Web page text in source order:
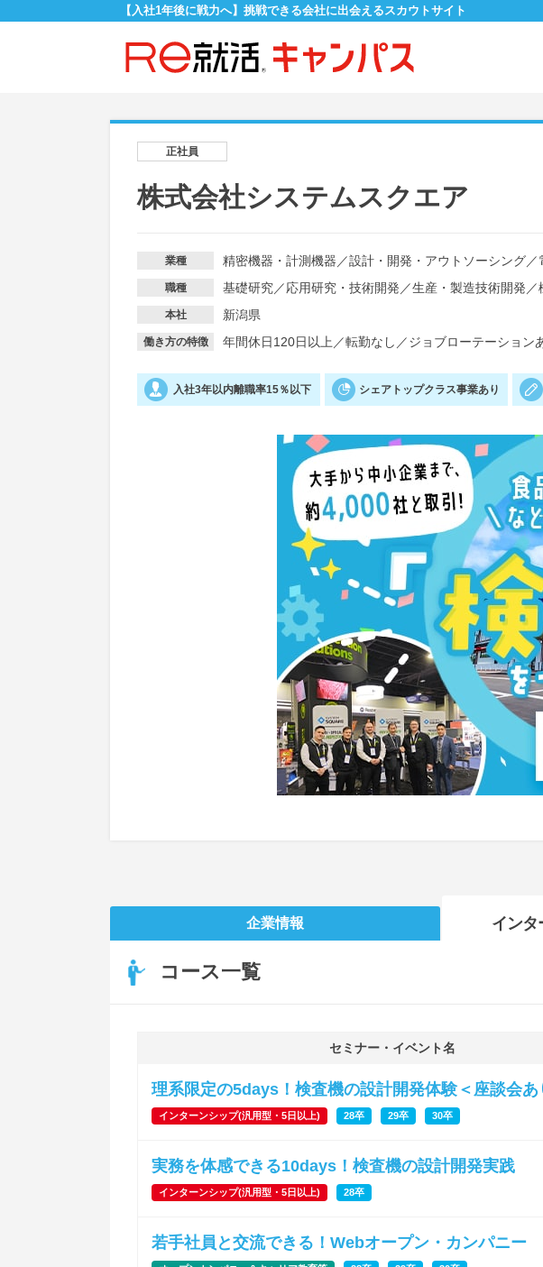
【入社1年後に戦力へ】挑戦できる会社に出会えるスカウトサイト
正社員
株式会社システムスクエア
業種 精密機器・計測機器 ／設計・開発・アウトソーシング／
職種 基礎研究／応用研究・技術開発 ／生産・製造技術開発 ／
本社 新潟県
働き方の特徴 年間休日120日以上 ／転勤なし ／ジョブローテーション
入社3年以内離職率15％以下 シェアトップクラス事業あり
企業情報 インタ
コース一覧
セミナー・イベント名
理系限定の5days！検査機の設計開発体験＜座談会あ
インターンシップ(汎用型・5日以上) 28卒 29卒 30卒
実務を体感できる10days！検査機の設計開発実践
インターンシップ(汎用型・5日以上) 28卒
若手社員と交流できる！Webオープン・カンパニー